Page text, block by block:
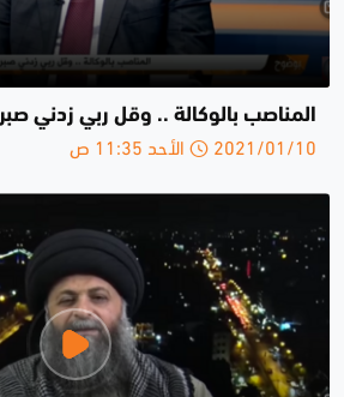
المناصب بالوكالة .. وقل ربي زدني صبرا
2021/01/10 الأحد 11:35 ص